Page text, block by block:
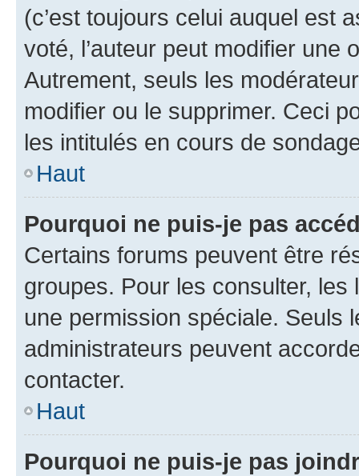
(c’est toujours celui auquel est
voté, l’auteur peut modifier une
Autrement, seuls les
modifier ou le supprimer. Ceci
les intitulés en cours de
Haut
Pourquoi ne puis-je pas
Certains forums peuvent être
groupes. Pour les consulter,
une permission spéciale. Seuls
administrateurs peuvent
contacter.
Haut
Pourquoi ne puis-je pas